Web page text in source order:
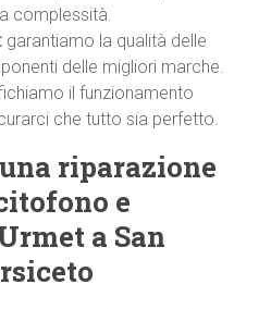
complessità.
garantiamo la qualità delle
delle migliori marche.
il funzionamento
che tutto sia perfetto.
riparazione
e
a San